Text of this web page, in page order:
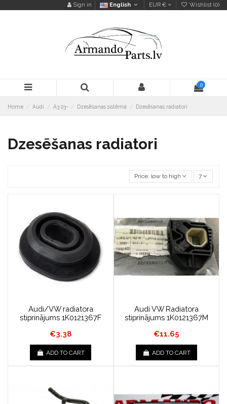
Sign in English EUR € Wishlist (0)
0
Home Audi A3 03- Dzesēšanas sistēma Dzesēšanas radiatori
Dzesēšanas radiatori
Price, low to high 7
Audi/VW radiatora
stiprinājums 1K0121367F
€3.38
ADD TO CART
Audi VW Radiatora
stiprinājums 1K0121367M
€11.65
ADD TO CART